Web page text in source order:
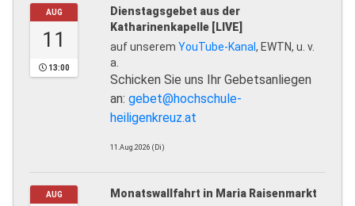
AUG
11
13:00
Dienstagsgebet aus der
Katharinenkapelle [LIVE]
auf unserem YouTube-Kanal, EWTN, u. v.
a.
Schicken Sie uns Ihr Gebetsanliegen
an: gebet@hochschule-
heiligenkreuz.at
11.Aug.2026 (Di)
AUG
Monatswallfahrt in Maria Raisenmarkt